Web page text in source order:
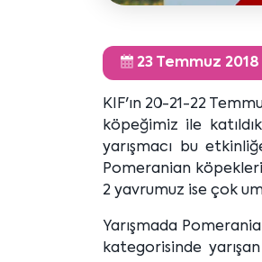
23 Temmuz 2018
KIF'ın 20-21-22
köpeğimiz ile
yarışmacı bu
Pomeranian
2 yavrumuz ise çok
Yarışmada
kategorisinde